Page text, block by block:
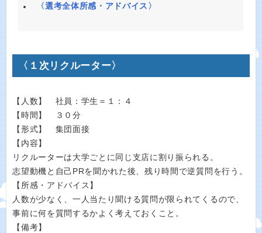
〈選考全体所感・アドバイス〉
〈１次リクルーター〉
【人数】 社員：学生＝１：４
【時間】 ３０分
【形式】 集団面接
【内容】
リクルーターは大学ごとに同じ支店に割り振られる。
志望動機と自己PRを聞かれた後、残り時間で逆質問を行う。
【所感・アドバイス】
人数が少なく、一人当たり聞ける質問が限られてくるので、
事前に何を質問するかよく考えておくこと。
【備考】